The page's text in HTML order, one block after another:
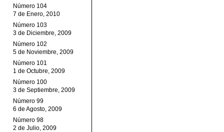
Número 104
7 de Enero, 2010
Número 103
3 de Diciembre, 2009
Número 102
5 de Noviembre, 2009
Número 101
1 de Octubre, 2009
Número 100
3 de Septiembre, 2009
Número 99
6 de Agosto, 2009
Número 98
2 de Julio, 2009